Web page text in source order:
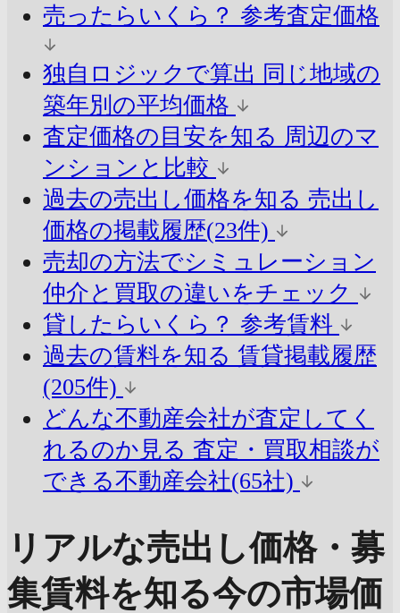
売ったらいくら？ 参考査定価格
独自ロジックで算出 同じ地域の
築年別の平均価格
査定価格の目安を知る 周辺のマ
ンションと比較
過去の売出し価格を知る 売出し
価格の掲載履歴(23件)
売却の方法でシミュレーション
仲介と買取の違いをチェック
貸したらいくら？ 参考賃料
過去の賃料を知る 賃貸掲載履歴
(205件)
どんな不動産会社が査定してく
れるのか見る 査定・買取相談が
できる不動産会社(65社)
リアルな売出し価格・募
集賃料を知る今の市場価